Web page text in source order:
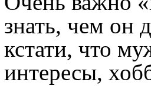
знать, чем он
кстати, что
интересы,